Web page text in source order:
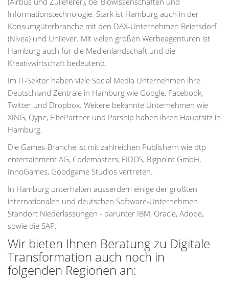
Informationstechnologie. Stark ist Hamburg auch in der
Konsumgüterbranche mit den DAX-Unternehmen Beiersdorf
(Nivea) und Unilever. Mit vielen großen Werbeagenturen ist
Hamburg auch für die Medienlandschaft und die
Kreativwirtschaft bedeutend.
Im IT-Sektor haben viele Social Media Unternehmen ihre
Deutschland Zentrale in Hamburg wie Google, Facebook,
Twitter und Dropbox. Weitere bekannte Unternehmen wie
XING, Qype, ElitePartner und Parship haben ihren Hauptsitz in
Hamburg.
Die Games-Branche ist mit zahlreichen Publishern wie dtp
entertainment AG, Codemasters, EIDOS, Bigpoint GmbH,
InnoGames, Goodgame Studios vertreten.
In Hamburg unterhalten ausserdem einige der größten
internationalen und deutschen Software-Unternehmen
Standort Niederlassungen - darunter IBM, Oracle, Adobe,
sowie die SAP.
Wir bieten Ihnen Beratung zu Digitale
Transformation auch noch in
folgenden Regionen an: